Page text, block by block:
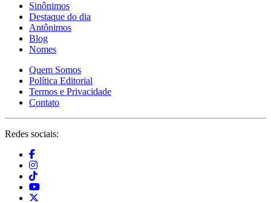
Sinônimos
Destaque do dia
Antônimos
Blog
Nomes
Quem Somos
Política Editorial
Termos e Privacidade
Contato
Redes sociais: